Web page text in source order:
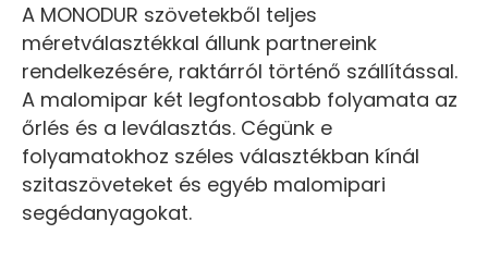
A MONODUR szövetekből teljes
méretválasztékkal állunk partnereink
rendelkezésére, raktárról történő szállítással.
A malomipar két legfontosabb folyamata az
őrlés és a leválasztás. Cégünk e
folyamatokhoz széles választékban kínál
szitaszöveteket és egyéb malomipari
segédanyagokat.